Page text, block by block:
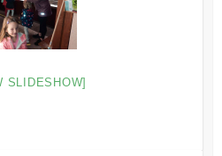
SLIDESHOW]